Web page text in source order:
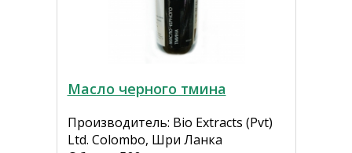
Масло черного тмина
Производитель: Bio Extracts (Pvt)
Ltd. Colombo, Шри Ланка